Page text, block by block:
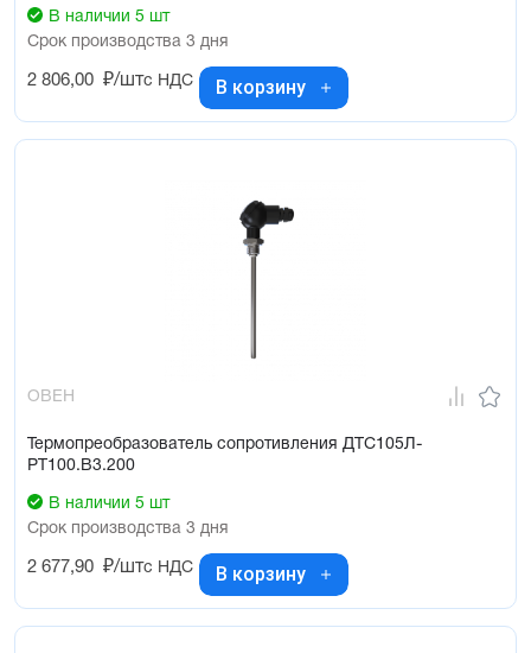
В наличии 5 шт
Срок производства 3 дня
2 806,00 ₽/штс НДС В корзину
ОВЕН
Термопреобразователь сопротивления ДТС105Л-
РТ100.В3.200
В наличии 5 шт
Срок производства 3 дня
2 677,90 ₽/штс НДС В корзину